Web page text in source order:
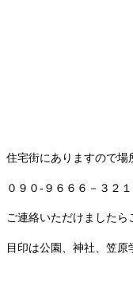
住宅街にありますので場
０９０-９６６６－３２
ご連絡いただけましたら
目印は公園、神社、笠原